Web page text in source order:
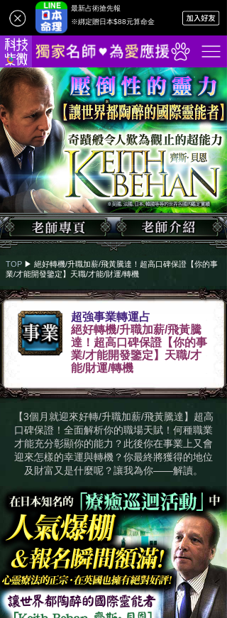
最新占術搶先報
※綁定贈日本$88元算命金
TOP ▶︎ 絕好轉機/升職加薪/飛黃騰達！超高口碑保證【你的事
業/才能開發鑒定】天職/才能/財運/轉機
超強事業轉運占
絕好轉機/升職加薪/飛黃騰
達！超高口碑保證【你的事
業/才能開發鑒定】天職/才
能/財運/轉機
【3個月就迎來好轉/升職加薪/飛黃騰達】超高
口碑保證！全面解析你的職場天賦！何種職業
才能充分彰顯你的能力？此後你在事業上又會
迎來怎樣的幸運與轉機？你最終將獲得的地位
及財富又是什麼呢？讓我為你——解讀。